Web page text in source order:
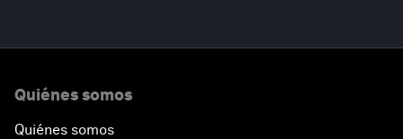
Quiénes somos
Quiénes somos